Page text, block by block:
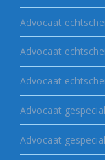
Advocaat
Advocaat
Advocaat
Advocaat
Advocaat